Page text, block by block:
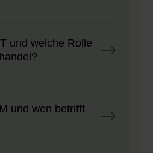
und welche Rolle
und wen betrifft